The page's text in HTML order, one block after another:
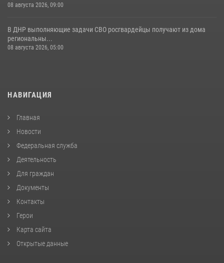
08 августа 2026, 09:00
В ДНР выполняющие задачи СВО росгвардейцы получают из дома
региональны...
08 августа 2026, 05:00
НАВИГАЦИЯ
Главная
Новости
Федеральная служба
Деятельность
Для граждан
Документы
Контакты
Герои
Карта сайта
Открытые данные